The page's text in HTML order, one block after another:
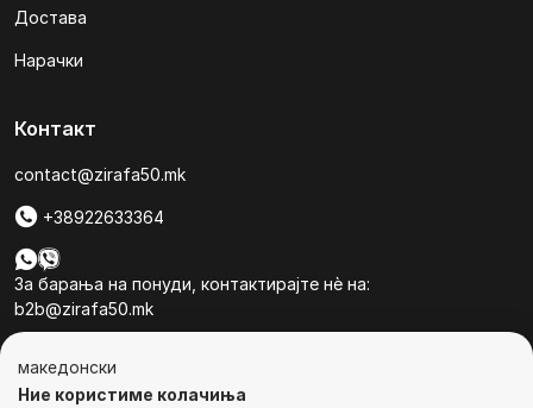
Достава
Нарачки
Контакт
contact@zirafa50.mk
+38922633364
За барања на понуди, контактирајте нѐ на:
b2b@zirafa50.mk
македонски
Ние користиме колачиња